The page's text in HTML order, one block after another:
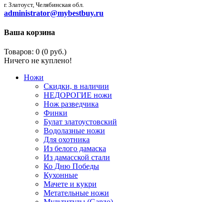
г. Златоуст, Челябинская обл.
administrator@mybestbuy.ru
Ваша корзина
Товаров: 0 (0 руб.)
Ничего не куплено!
Ножи
Скидки, в наличии
НЕДОРОГИЕ ножи
Нож разведчика
Финки
Булат златоустовский
Водолазные ножи
Для охотника
Из белого дамаска
Из дамасской стали
Ко Дню Победы
Кухонные
Мачете и кукри
Метательные ножи